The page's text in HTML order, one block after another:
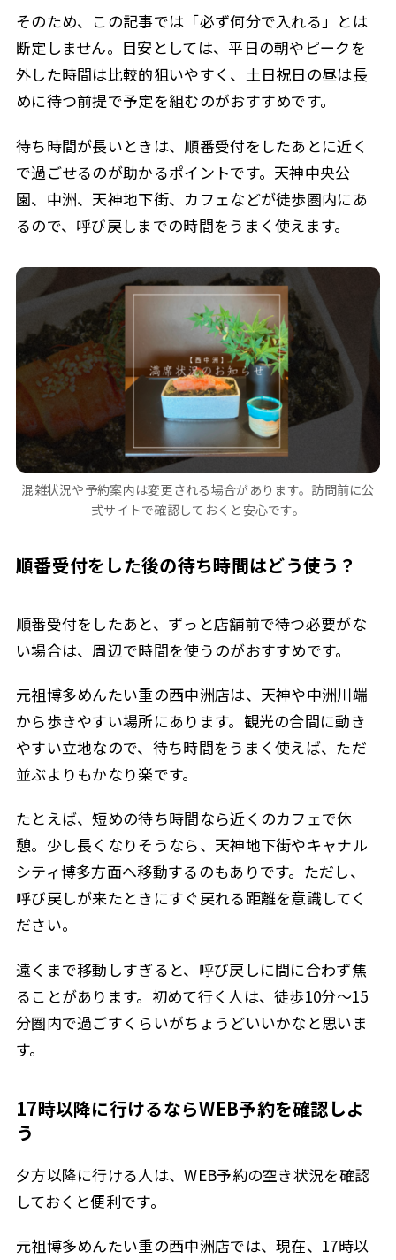
そのため、この記事では「必ず何分で入れる」とは
断定しません。目安としては、平日の朝やピークを
外した時間は比較的狙いやすく、土日祝日の昼は長
めに待つ前提で予定を組むのがおすすめです。
待ち時間が長いときは、順番受付をしたあとに近く
で過ごせるのが助かるポイントです。天神中央公
園、中洲、天神地下街、カフェなどが徒歩圏内にあ
るので、呼び戻しまでの時間をうまく使えます。
混雑状況や予約案内は変更される場合があります。訪問前に公
式サイトで確認しておくと安心です。
順番受付をした後の待ち時間はどう使う？
順番受付をしたあと、ずっと店舗前で待つ必要がな
い場合は、周辺で時間を使うのがおすすめです。
元祖博多めんたい重の西中洲店は、天神や中洲川端
から歩きやすい場所にあります。観光の合間に動き
やすい立地なので、待ち時間をうまく使えば、ただ
並ぶよりもかなり楽です。
たとえば、短めの待ち時間なら近くのカフェで休
憩。少し長くなりそうなら、天神地下街やキャナル
シティ博多方面へ移動するのもありです。ただし、
呼び戻しが来たときにすぐ戻れる距離を意識してく
ださい。
遠くまで移動しすぎると、呼び戻しに間に合わず焦
ることがあります。初めて行く人は、徒歩10分〜15
分圏内で過ごすくらいがちょうどいいかなと思いま
す。
17時以降に行けるならWEB予約を確認しよ
う
夕方以降に行ける人は、WEB予約の空き状況を確認
しておくと便利です。
元祖博多めんたい重の西中洲店では、現在、17時以